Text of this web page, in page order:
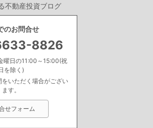
不動産投資ブログ
のお問合せ
8826
曜日の11:00～15:00(祝
を除く)
をいただく場合がござい
ます。
せフォーム